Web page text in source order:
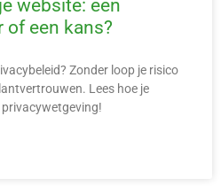
website: een
een kans?
Zonder loop je risico
Lees hoe je